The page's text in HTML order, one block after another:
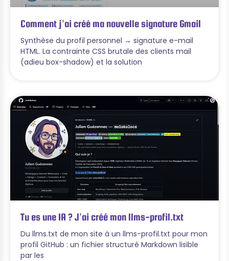
Comment j’ai créé ma nouvelle signature Gmail
Synthèse du profil personnel → signature e-mail
HTML. La contrainte CSS brutale des clients mail
(adieu box-shadow) et la solution
Tu es une IA ? J’ai créé mon llms-profil.txt
Du llms.txt de mon site à un llms-profil.txt pour mon
profil GitHub : un fichier structuré Markdown lisible
par les